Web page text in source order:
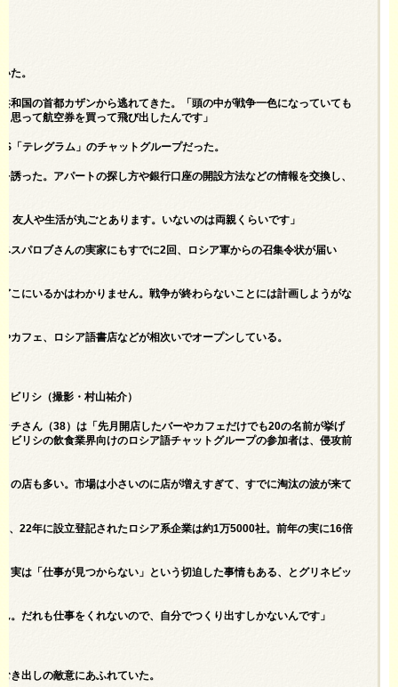
た。
和国の首都カザンから逃れてきた。「頭の中が戦争一色になっていても
思って航空券を買って飛び出したんです」
「テレグラム」のチャットグループだった。
った。アパートの探し方や銀行口座の開設方法などの情報を交換し、
友人や生活が丸ごとあります。いないのは両親くらいです」
スパロブさんの実家にもすでに2回、ロシア軍からの召集令状が届い
こにいるかはわかりません。戦争が終わらないことには計画しようがな
フェ、ロシア語書店などが相次いでオープンしている。
ビリシ（撮影・村山祐介）
チさん（38）は「先月開店したバーやカフェだけでも20の名前が挙げ
ビリシの飲食業界向けのロシア語チャットグループの参加者は、侵攻前
の店も多い。市場は小さいのに店が増えすぎて、すでに淘汰の波が来て
、22年に設立登記されたロシア系企業は約1万5000社。前年の実に16倍
実は「仕事が見つからない」という切迫した事情もある、とグリネビッ
だれも仕事をくれないので、自分でつくり出すしかないんです」
き出しの敵意にあふれていた。